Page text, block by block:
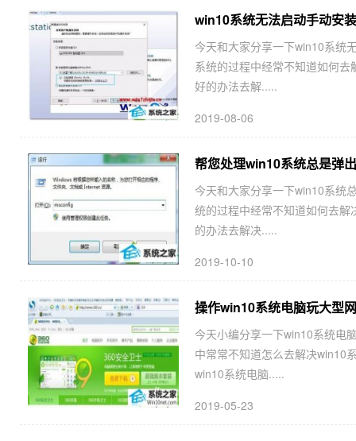
win10系统无法启动手动安
今天和大家分享一下win10系统
系统的过程中经常不知道如何
好的办法去解.....
2019-08-06
帮您处理win10系统总是弹
今天和大家分享一下win10系统
统的过程中经常不知道如何去
的办法去解决.....
2019-10-10
操作win10系统电脑玩大型
今天小编分享一下win10系统电
中常常不知道怎么去解决win10
win10系统电脑.....
2019-05-23